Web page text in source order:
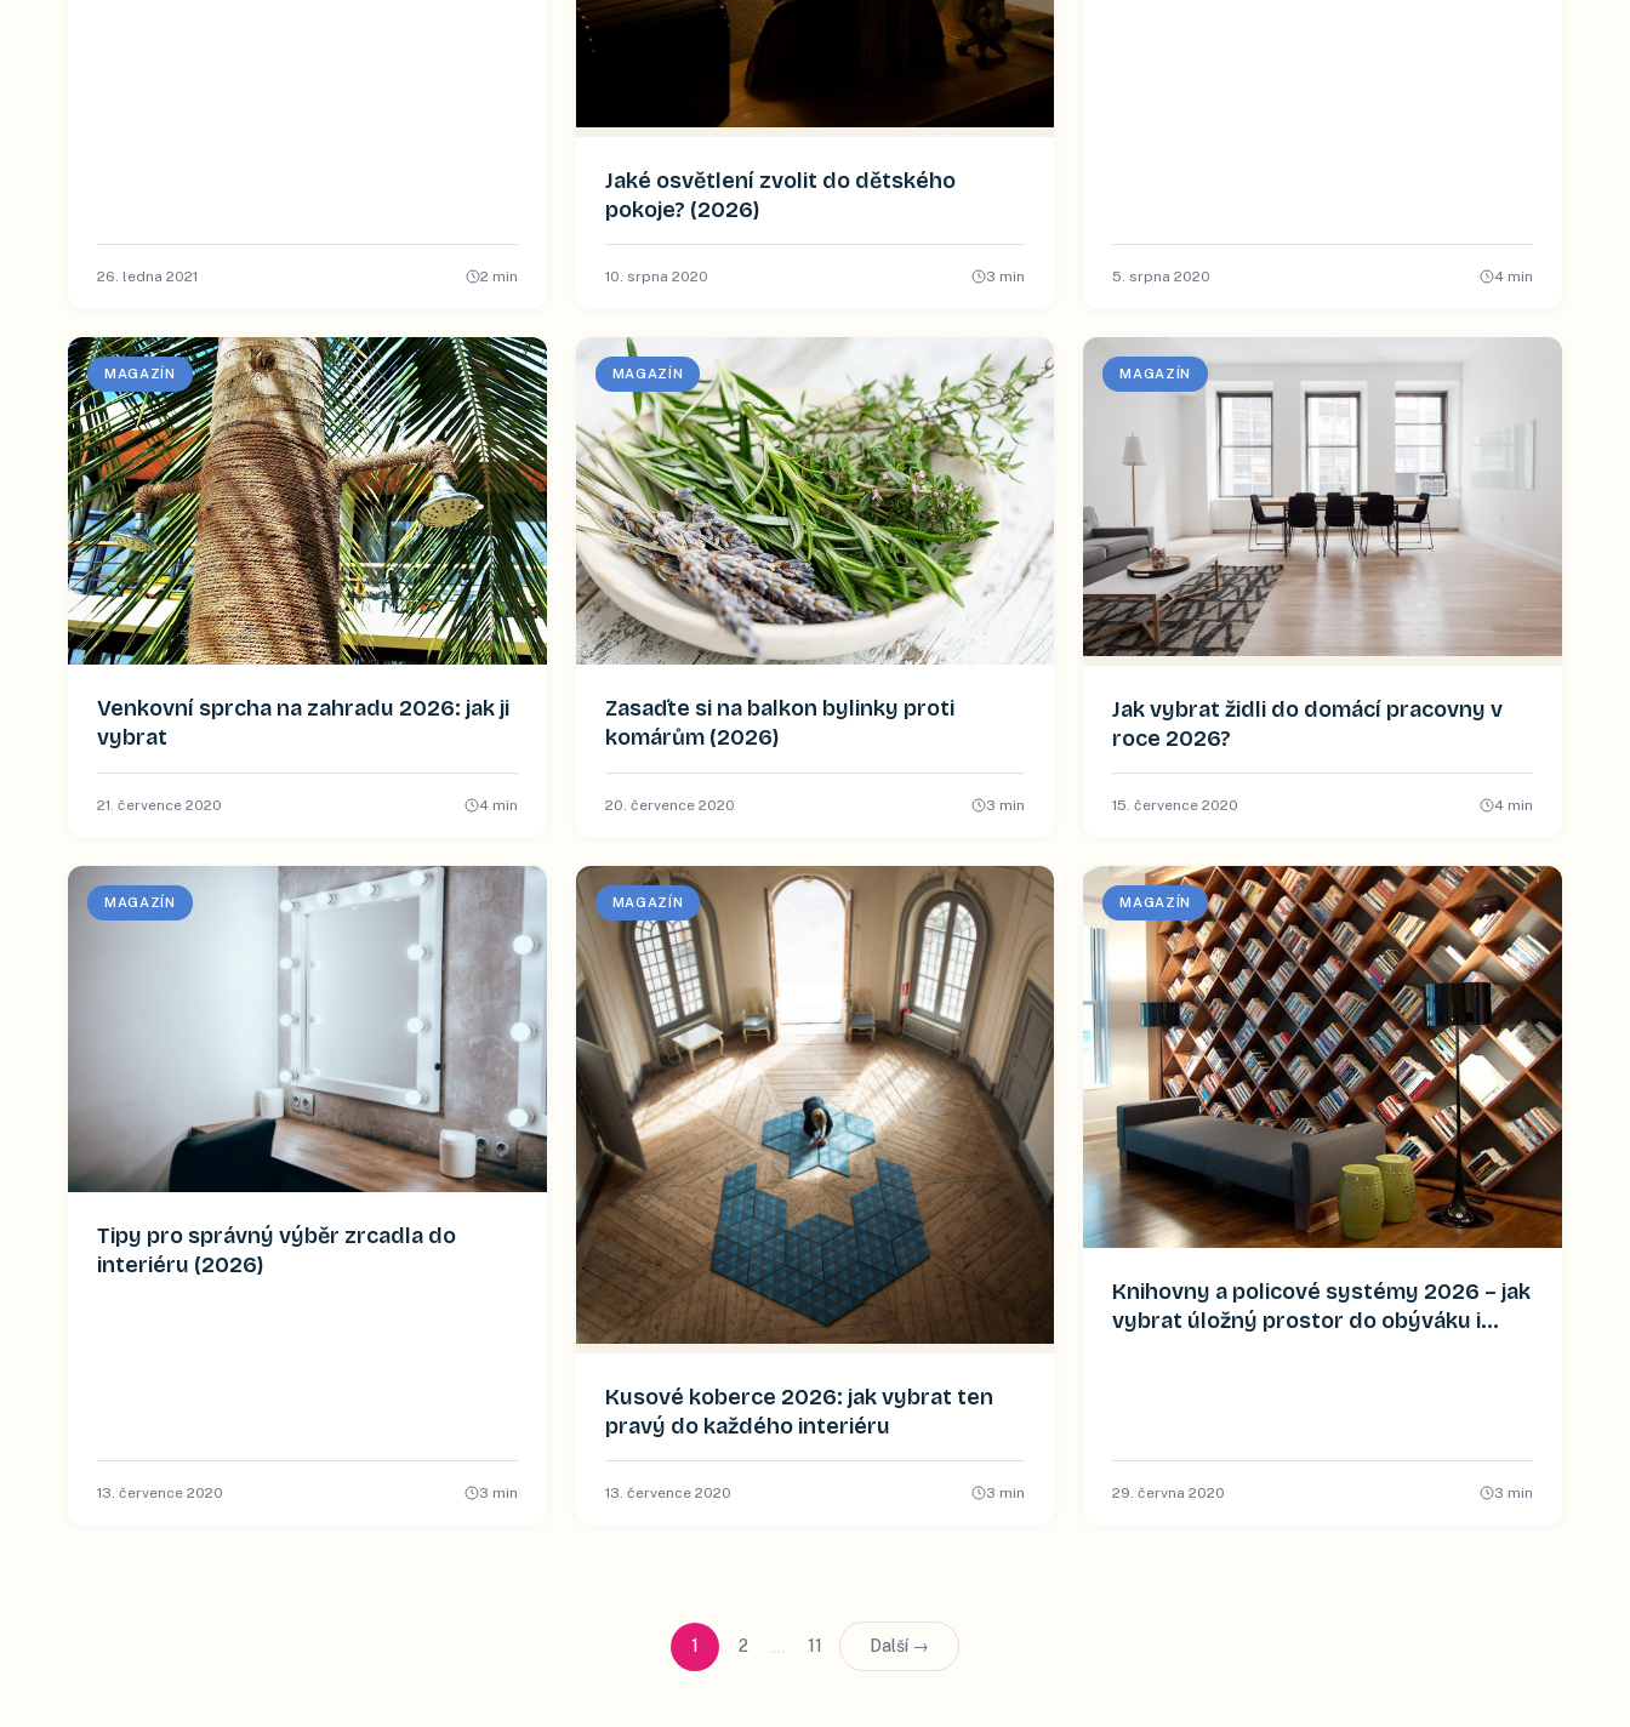
26. ledna 2021 2 min
Jaké osvětlení zvolit do dětského
pokoje? (2026)
10. srpna 2020 3 min 5. srpna 2020 4min
MAGAZÍN
Venkovní sprcha na zahradu 2026: jak ji
vybrat
21. července 2020 4min
MAGAZÍN
Zasaďte si na balkon bylinky proti
komárům (2026)
20. července 2020 3 min
MAGAZÍN
Jak vybrat židli do domácí pracovny v
roce 2026?
15. července 2020 4min
MAGAZÍN
Tipy pro správný výběr zrcadla do
interiéru (2026)
13. července 2020 3 min
MAGAZÍN
Kusové koberce 2026: jak vybrat ten
pravý do každého interiéru
13. července 2020 3 min
MAGAZÍN
Knihovny a policové systémy 2026 – jak
vybrat úložný prostor do obýváku i
29. června 2020 3 min
1 2 … 11 Další →